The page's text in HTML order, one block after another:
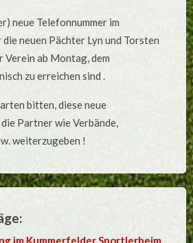
neue Telefonnummer im
neuen Pächter Lyn und Torsten
Verein ab Montag, dem
zu erreichen sind .
bitten, diese neue
Partner wie Verbände,
weiterzugeben !